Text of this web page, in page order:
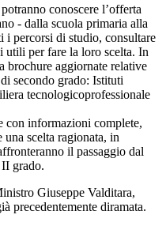
conoscere l’offerta
- dalla scuola primaria alla
i percorsi di studio, consultare
utili per fare la loro scelta. In
brochure aggiornate relative
secondo grado: Istituti
tecnologicoprofessionale
con informazioni complete,
scelta ragionata, in
il passaggio dal
grado.
Giuseppe Valditara,
precedentemente diramata.